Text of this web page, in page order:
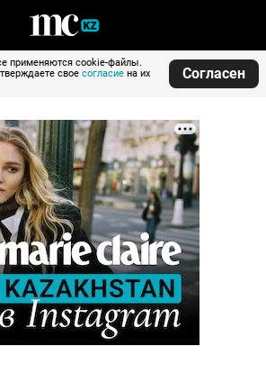
применяются cookie-файлы.
свое согласие на их
Согласен